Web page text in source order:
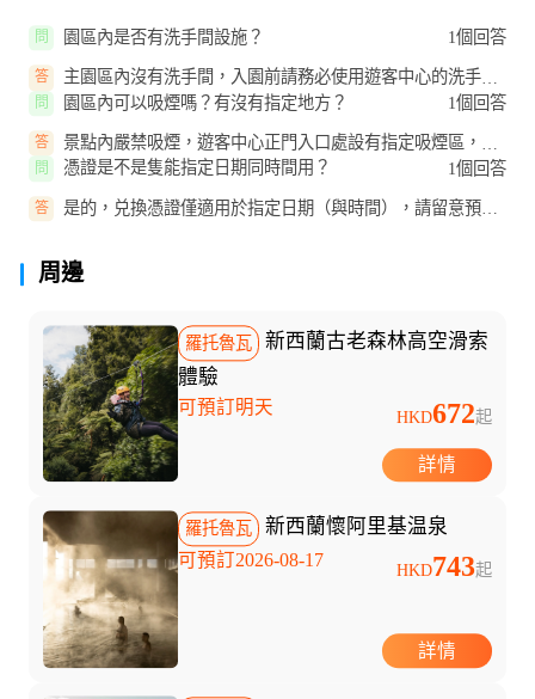
問 園區內是否有洗手間設施？ 1個回答
答
主園區內沒有洗手間，入園前請務必使用遊客中心的洗手
間。
問 園區內可以吸煙嗎？有沒有指定地方？ 1個回答
答
景點內嚴禁吸煙，遊客中心正門入口處設有指定吸煙區，並
有標誌指示。
問 憑證是不是隻能指定日期同時間用？ 1個回答
答
是的，兑換憑證僅適用於指定日期（與時間），請留意預訂
周邊
羅托魯瓦
新西蘭古老森林高空滑索
體驗
可預訂明天 HKD672起
詳情
羅托魯瓦 新西蘭懷阿里基温泉
可預訂2026-08-17 HKD743起
詳情